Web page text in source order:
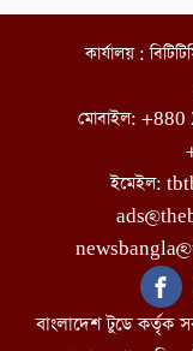
কার্যালয় :
মোবাইল:
ইমেইল:
বাংলাদেশ টুডে কর্তৃক